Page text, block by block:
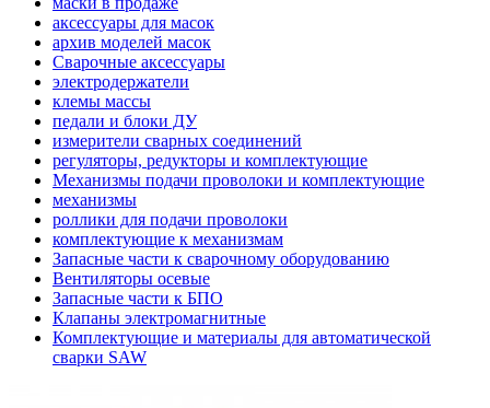
аксессуары для масок
архив моделей масок
Сварочные аксессуары
электродержатели
клемы массы
педали и блоки ДУ
измерители сварных соединений
регуляторы, редукторы и комплектующие
Механизмы подачи проволоки и комплектующие
механизмы
роллики для подачи проволоки
комплектующие к механизмам
Запасные части к сварочному оборудованию
Вентиляторы осевые
Запасные части к БПО
Клапаны электромагнитные
Комплектующие и материалы для автоматической
сварки SAW